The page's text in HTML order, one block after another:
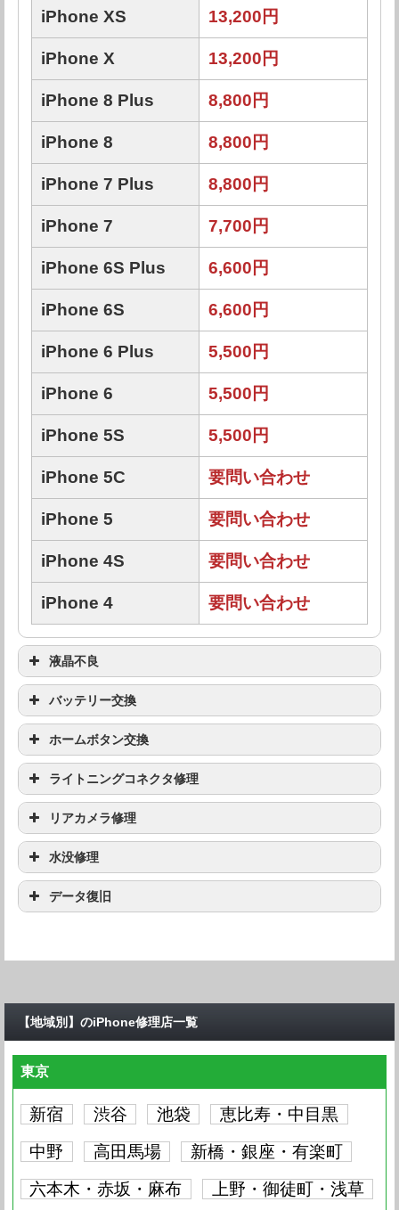
iPhone XS 13,200円
iPhone X 13,200円
iPhone 8 Plus 8,800円
iPhone 8 8,800円
iPhone 7 Plus 8,800円
iPhone 7 7,700円
iPhone 6S Plus 6,600円
iPhone 6S 6,600円
iPhone 6 Plus 5,500円
iPhone 6 5,500円
iPhone 5S 5,500円
iPhone 5C 要問い合わせ
iPhone 5 要問い合わせ
iPhone 4S 要問い合わせ
iPhone 4 要問い合わせ
液晶不良
機種
iPhone 15 Pro
Max
要問い合わせ
iPhone 15 Pro 要問い合わせ
iPhone 15 Plus 要問い合わせ
iPhone 15 要問い合わせ
iPhone 14 Plus
iPhone 14
iPhone 13 Pro
Max
要問い合わせ
バッテリー交換
機種
iPhone 15 Pro
Max
要問い合わせ
iPhone 15 Pro 要問い合わせ
iPhone 15 Plus 要問い合わせ
iPhone 14 Pro
iPhone 14 Pro
iPhone 14 Plus
iPhone 14 要問い合わせ
iPhone 13 Pro
Max
要問い合わせ
ホームボタン交換
機種
iPhone 15 Pro
Max
要問い合わせ
iPhone 15 Pro 要問い合わせ
iPhone 15 要問い合わせ
iPhone 14 Pro
Max
iPhone 14 Pro
iPhone 14 Plus 要問い合わせ
iPhone 14 要問い合わせ
iPhone 13 Pro
要問い合わせ
ライトニングコネクタ修理
機種
iPhone 15 Pro
Max
要問い合わせ
iPhone 15 Plus 要問い合わせ
iPhone 15 要問い合わせ
iPhone 14 Pro
Max
要問い合わせ
iPhone 14 Pro 要問い合わせ
iPhone 14 Plus 要問い合わせ
iPhone 14 要問い合わせ
リアカメラ修理
iPhone 15 Pro
Max
要問い合わせ
iPhone 15 Pro 要問い合わせ
iPhone 15 Plus 要問い合わせ
iPhone 15 要問い合わせ
iPhone 14 Pro
Max
要問い合わせ
iPhone 14 Pro 要問い合わせ
iPhone 14 Plus 要問い合わせ
水没修理
機種
Max
iPhone 15 Plus 要問い合わせ
iPhone 15
iPhone 14 Pro
Max
iPhone 14 Pro 要問い合わせ
データ復旧
iPhone 15 Pro 要問い合わせ
iPhone 15 Plus
iPhone 15 要問い合わせ
iPhone 14 Pro
Max
【地域別】のiPhone修理店一覧
東京
新宿 渋谷 池袋
恵比寿・中目黒
中野
高田馬場
新橋・銀座・有楽町
六本木・赤坂・麻布
上野・御徒町・浅草